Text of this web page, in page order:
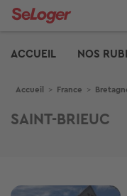
Aller
ACCUEIL
NOS
Fil d'Ariane
Accueil > France >
SAINT-BRIEUC
Image